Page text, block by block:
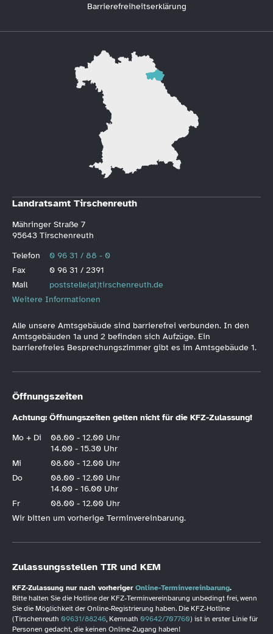
Barrierefreiheitserklärung
Landratsamt Tirschenreuth
Mähringer Straße 7
95643 Tirschenreuth
Telefon
0 96 31 / 88 - 0
Fax
0 96 31 / 2391
Mail
poststelle(at)tirschenreuth.de
Weitere Informationen
Alle unsere Amtsgebäude sind barrierefrei verbunden. In den
Amtsgebäuden 1a und 2 befinden sich Aufzüge. Ein
barrierefreies Besprechungszimmer gibt es im Amtsgebäude 1.
Öffnungszeiten
Achtung: Öffnungszeiten gelten nicht für die KFZ-Zulassung!
Mo + Di
08.00 - 12.00 Uhr
14.00 - 15.30 Uhr
Mi
08.00 - 12.00 Uhr
Do
08.00 - 12.00 Uhr
14.00 - 16.00 Uhr
Fr
08.00 - 12.00 Uhr
Wir bitten um vorherige Terminvereinbarung.
Zulassungsstellen TIR und KEM
KFZ-Zulassung nur nach vorheriger Online-Terminvereinbarung.
Bitte halten Sie die Hotline der KFZ-Terminvereinbarung unbedingt frei, wenn
Sie die Möglichkeit der Online-Registrierung haben. Die KFZ-Hotline
(Tirschenreuth 09631/88246, Kemnath 09642/707760) ist in erster Linie für
Personen gedacht, die keinen Online-Zugang haben!